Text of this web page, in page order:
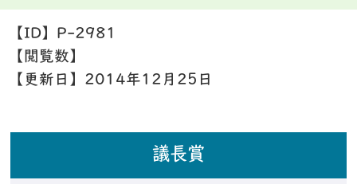
【ID】 P-2981
【閲覧数】
【更新日】 2014年12月25日
議長賞